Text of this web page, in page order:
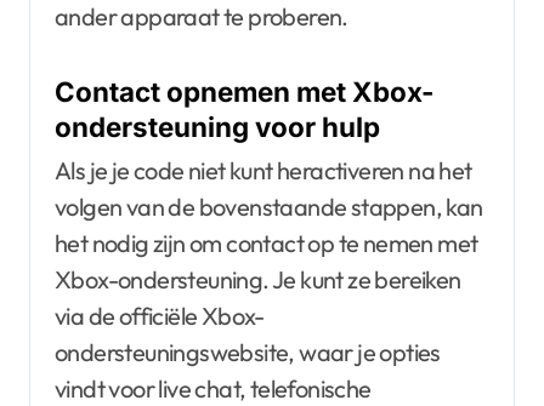
ander apparaat te proberen.
Contact opnemen met Xbox-
ondersteuning voor hulp
Als je je code niet kunt heractiveren na het
volgen van de bovenstaande stappen, kan
het nodig zijn om contact op te nemen met
Xbox-ondersteuning. Je kunt ze bereiken
via de officiële Xbox-
ondersteuningswebsite, waar je opties
vindt voor live chat, telefonische